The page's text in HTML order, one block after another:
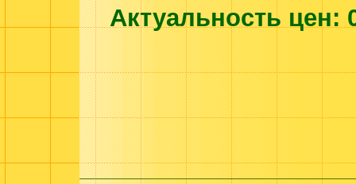
Актуальность цен: